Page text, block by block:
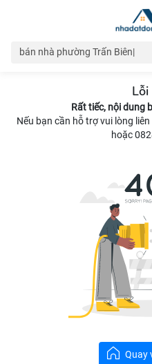
Rất tiếc, nội dung
Nếu bạn cần hỗ trợ vui lòng
hoặc
Quay